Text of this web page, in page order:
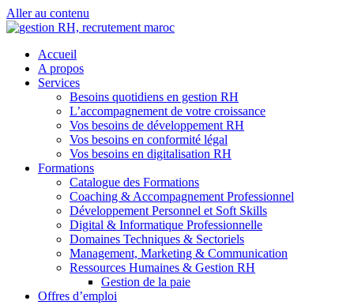
Aller au contenu
Accueil
A propos
Services
Besoins quotidiens en gestion RH
L’accompagnement de votre croissance
Vos besoins de développement RH
Vos besoins en conformité légal
Vos besoins en digitalisation RH
Formations
Catalogue des Formations
Coaching & Accompagnement Professionnel
Développement Personnel et Soft Skills
Digital & Informatique Professionnelle
Domaines Techniques & Sectoriels
Management, Marketing & Communication
Ressources Humaines & Gestion RH
Gestion de la paie
Offres d’emploi